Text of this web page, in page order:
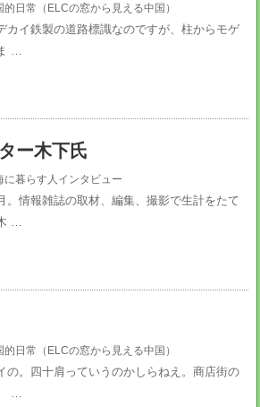
的日常（ELCの窓から見える中国）
カイ鉄製の道路標識なのですが、柱からモゲ
…
ー木下氏
に暮らす人インタビュー
。情報雑誌の取材、編集、撮影で生計をたて
…
的日常（ELCの窓から見える中国）
の。四十肩っていうのかしらねえ。商店街の
…